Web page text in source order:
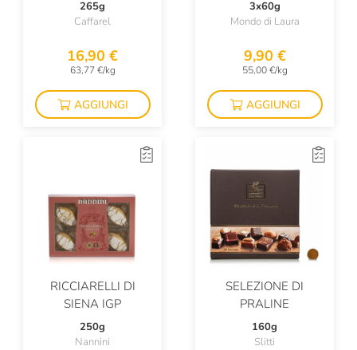
265g
Caffarel
16,90 €
63,77 €/kg
AGGIUNGI
3x60g
Mondo di Laura
9,90 €
55,00 €/kg
AGGIUNGI
RICCIARELLI DI
SIENA IGP
250g
Nannini
SELEZIONE DI
PRALINE
160g
Slitti